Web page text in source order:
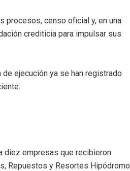
procesos, censo oficial y, en una
crediticia para impulsar sus
ejecución ya se han registrado
diez empresas que recibieron
Repuestos y Resortes Hipódromo